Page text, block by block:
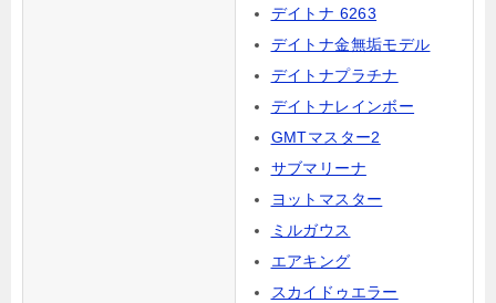
デイトナ 6263
デイトナ金無垢モデル
デイトナプラチナ
デイトナレインボー
GMTマスター2
サブマリーナ
ヨットマスター
ミルガウス
エアキング
スカイドゥエラー